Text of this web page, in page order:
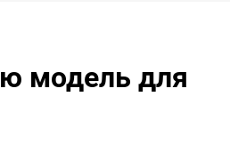
модель для